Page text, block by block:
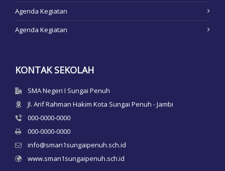
Agenda Kegiatan
Agenda Kegiatan
KONTAK SEKOLAH
SMA Negeri I Sungai Penuh
Jl. Arif Rahman Hakim Kota Sungai Penuh - Jambi
000-0000-0000
000-0000-0000
info@sman1sungaipenuh.sch.id
www.sman1sungaipenuh.sch.id